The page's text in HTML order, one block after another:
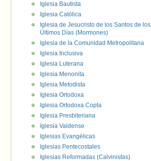
Iglesia Bautista
Iglesia Católica
Iglesia de Jesucristo de los Santos de los
Últimos Días (Mormones)
Iglesia de la Comunidad Metropolitana
Iglesia Inclusiva
Iglesia Luterana
Iglesia Menonita
Iglesia Metodista
Iglesia Ortodoxa
Iglesia Ortodoxa Copta
Iglesia Presbiteriana
Iglesia Valdense
Iglesias Evangélicas
Iglesias Pentecostales
Iglesias Reformadas (Calvinistas)